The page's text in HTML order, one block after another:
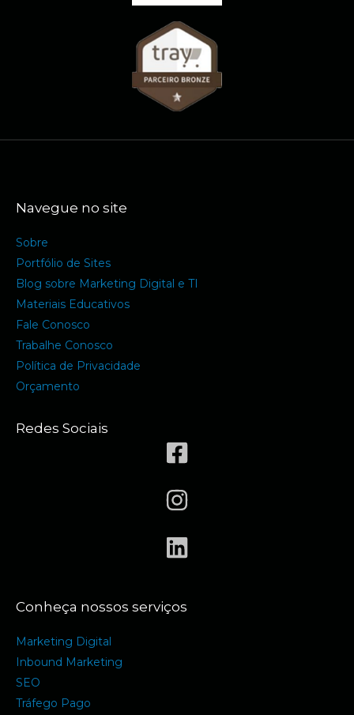
Navegue no site
Sobre
Portfólio de Sites
Blog sobre Marketing Digital e TI
Materiais Educativos
Fale Conosco
Trabalhe Conosco
Política de Privacidade
Orçamento
Redes Sociais
Conheça nossos serviços
Marketing Digital
Inbound Marketing
SEO
Tráfego Pago